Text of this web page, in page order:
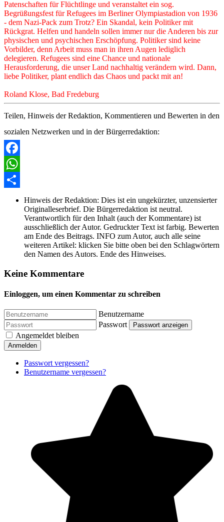
Patenschaften für Flüchtlinge und veranstaltet ein sog.
Begrüßungsfest für Refugees im Berliner Olympiastadion von 1936
- dem Nazi-Pack zum Trotz? Ein Skandal, kein Politiker mit
Rückgrat. Helfen und handeln sollen immer nur die Anderen bis zur
physischen und psychischen Erschöpfung. Politiker sind keine
Vorbilder, denn Arbeit muss man in ihren Augen lediglich
delegieren. Refugees sind eine Chance und nationale
Herausforderung, die unser Land nachhaltig verändern wird. Dann,
liebe Politiker, plant endlich das Chaos und packt mit an!
Roland Klose, Bad Fredeburg
Teilen, Hinweis der Redaktion, Kommentieren und Bewerten in den
sozialen Netzwerken und in der Bürgerredaktion:
Facebook
WhatsApp
Hinweis der Redaktion: Dies ist ein ungekürzter, unzensierter
Originalleserbrief. Die Bürgerredaktion ist neutral.
Verantwortlich für den Inhalt (auch der Kommentare) ist
ausschließlich der Autor. Gedruckter Text ist farbig. Bewerten
am Ende des Beitrags. INFO zum Autor, auch alle seine
weiteren Artikel: klicken Sie bitte oben bei den Schlagwörtern
den Namen des Autors. Ende des Hinweises.
Keine Kommentare
Einloggen, um einen Kommentar zu schreiben
Benutzername
Passwort
Passwort anzeigen
Angemeldet bleiben
Anmelden
Passwort vergessen?
Benutzername vergessen?